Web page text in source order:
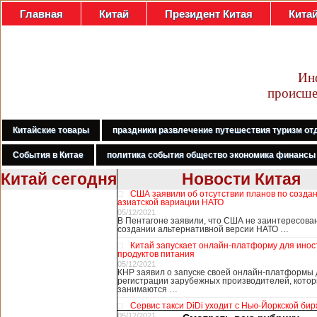
Главная Китай Президент Китая
Китайские товары праздники развлечение путешествия туризм
События в Китае политика события общество экономика финансы
Китай сегодня Новости Китая
США заявили об отсутствии планов по
азиатской вариации НАТО
05/12/2021
В Пентагоне заявили, что США не
создании альтернативной версии НАТО …
Китай запускает онлайн-платформу для
продуктов питания
05/12/2021
КНР заявил о запуске своей онлайн-платформы
регистрации зарубежных производителей,
занимаются …
Сервис такси DiDi уходит с Нью-Йоркской